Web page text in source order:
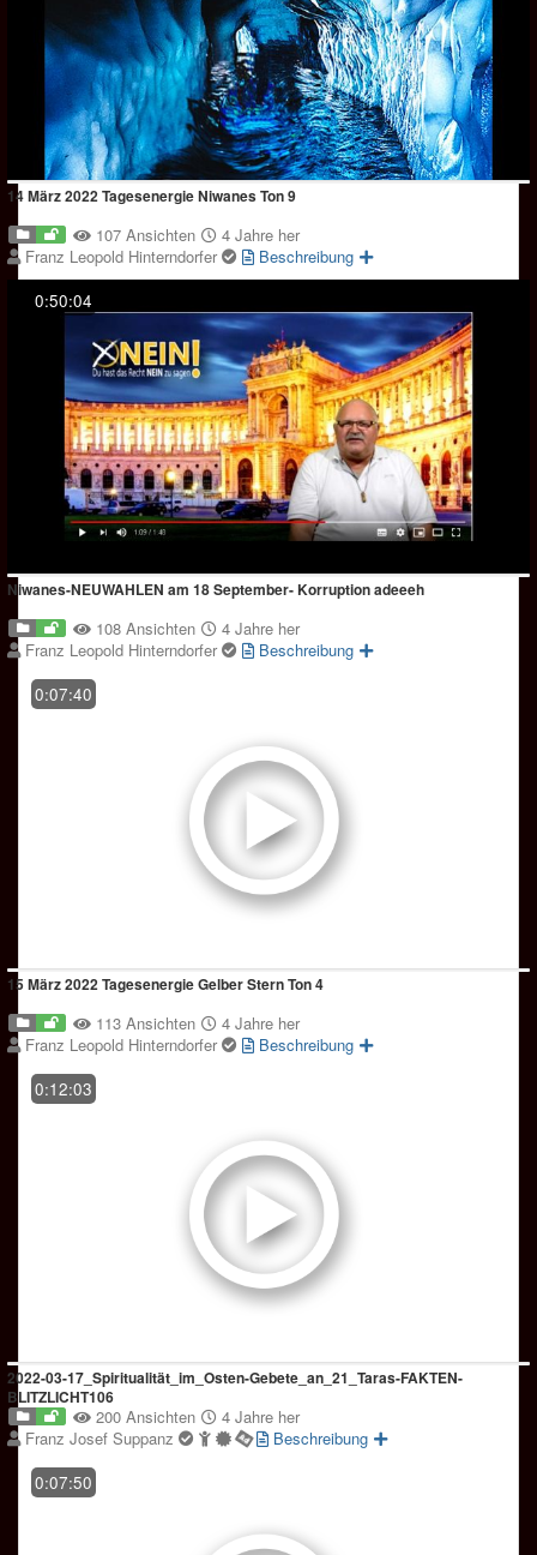
14 März 2022 Tagesenergie Niwanes Ton 9
107 Ansichten
4 Jahre her
Franz Leopold Hinterndorfer
Beschreibung
0:50:04
Niwanes-NEUWAHLEN am 18 September- Korruption adeeeh
108 Ansichten
4 Jahre her
Franz Leopold Hinterndorfer
Beschreibung
0:07:40
15 März 2022 Tagesenergie Gelber Stern Ton 4
113 Ansichten
4 Jahre her
Franz Leopold Hinterndorfer
Beschreibung
0:12:03
2022-03-17_Spiritualität_im_Osten-Gebete_an_21_Taras-FAKTEN-
BLITZLICHT106
200 Ansichten
4 Jahre her
Franz Josef Suppanz
Beschreibung
0:07:50